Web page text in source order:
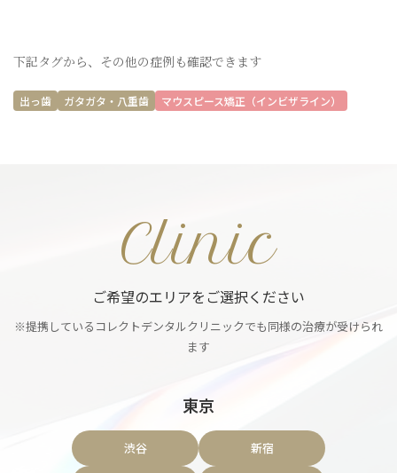
下記タグから、その他の症例も確認できます
出っ歯 ガタガタ・八重歯 マウスピース矯正（インビザライン）
Clinic
ご希望のエリアをご選択ください
※提携しているコレクトデンタルクリニックでも同様の治療が受けられ
ます
東京
渋谷 新宿